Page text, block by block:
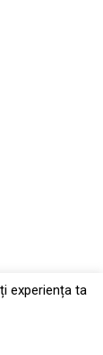
experiența ta